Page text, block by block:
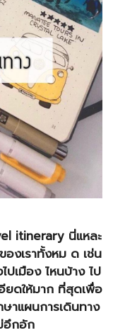
itinerary นี่แหละ
องเราทั้งหม ด เช่น
ปเมือง ไหนบ้าง ไป
ยดให้มาก ที่สุดเพื่อ
าแผนการเดินทาง
อึกอัก